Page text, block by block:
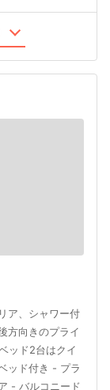
ア、シャワー付
方向きのプライ
ッド2台はクイ
ッド付き - プラ
- バルコニード